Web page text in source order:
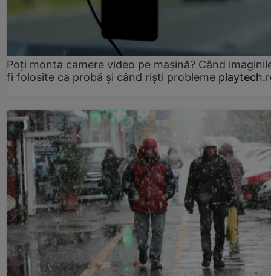
Poți monta camere video pe mașină? Când
fi folosite ca probă și când riști probleme